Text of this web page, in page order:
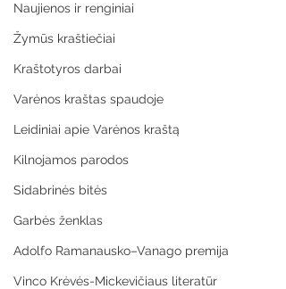
Naujienos ir renginiai
Žymūs kraštiečiai
Kraštotyros darbai
Varėnos kraštas spaudoje
Leidiniai apie Varėnos kraštą
Kilnojamos parodos
Sidabrinės bitės
Garbės ženklas
Adolfo Ramanausko–Vanago premija
Vinco Krėvės-Mickevičiaus literatūr